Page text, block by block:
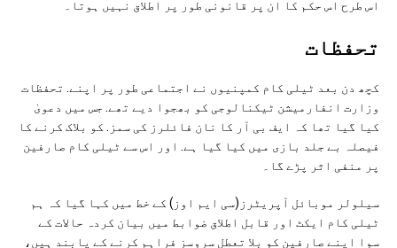
اس طرح اس حکم کا ان پر قانونی طور پر اطلاق نہیں ہوتا۔
تحفظات
کچھ دن بعد ٹیلی کام کمپنیوں نے اجتماعی طور پر اپنے. تحفظات
وزارت انفارمیشن ٹیکنالوجی کو بھجوا دیے تھے. جس میں دعویٰ
کیا گیا تھا کہ ایف بی آر کا نان فائلرز کی سمز. کو بلاک کرنے کا
فیصلہ بے جلد بازی میں کیا گیا ہے. اور اس سے ٹیلی کام صارفین
پر منفی اثر پڑے گا۔
سیلولر موبائل آپریٹرز(سی ایم اوز) کے خط میں کہا گیا کہ ہم
ٹیلی کام ایکٹ اور قابل اطلاق ضوابط میں بیان کردہ حالات کے
سوا اپنے صارفین کو بلا تعطل سروسز فراہم کرنے کے پابند ہیں،